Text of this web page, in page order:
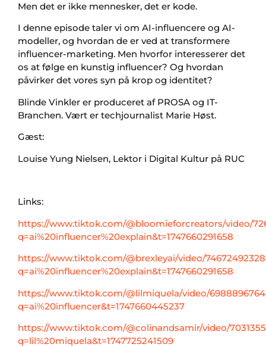
Men det er ikke mennesker, det er kode.
I denne episode taler vi om AI-influencere og AI-
modeller, og hvordan de er ved at transformere
influencer-marketing. Men hvorfor interesserer det
os at følge en kunstig influencer? Og hvordan
påvirker det vores syn på krop og identitet?
Blinde Vinkler er produceret af PROSA og IT-
Branchen. Vært er techjournalist Marie Høst.
Gæst:
Louise Yung Nielsen, Lektor i Digital Kultur på RUC
Links:
https://www.tiktok.com/@bloomieforcreators/video/
q=ai%20influencer%20explain&t=1747660291658
https://www.tiktok.com/@brexleyai/video/
q=ai%20influencer%20explain&t=1747660291658
https://www.tiktok.com/@lilmiquela/video/
q=ai%20influencer&t=1747660445237
https://www.tiktok.com/@colinandsamir/video/
q=lil%20miquela&t=1747725241509